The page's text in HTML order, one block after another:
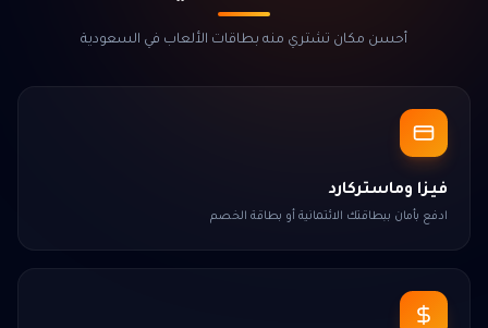
أحسن مكان تشتري منه بطاقات الألعاب في السعودية
فيزا وماستركارد
ادفع بأمان ببطاقتك الائتمانية أو بطاقة الخصم